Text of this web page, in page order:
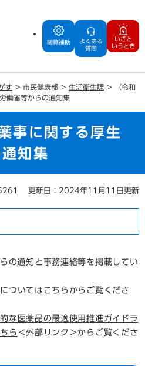
閲覧補助
よくある
質問
いざと
いうとき
す > 市民健康部 > 生活衛生課 >
（令和
働省等からの通知集
事に関する厚生
知集
更新日：2024年11月11日更新
の通知と事務連絡等を掲載してい
ついてはこちら からご覧くださ
な医薬品の最適使用推進ガイドラ
ら ＜外部リンク＞ からご覧くださ